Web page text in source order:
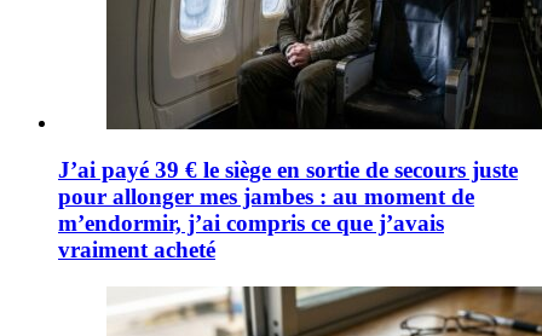
J’ai payé 39 € le siège en sortie de secours juste
pour allonger mes jambes : au moment de
m’endormir, j’ai compris ce que j’avais
vraiment acheté